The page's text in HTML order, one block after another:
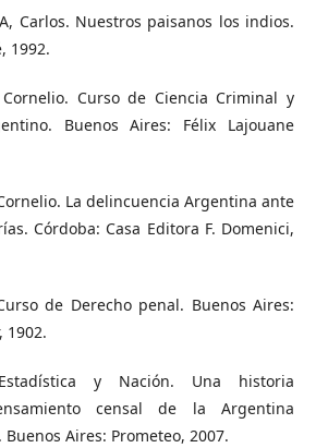
Carlos. Nuestros paisanos los indios.
1992.
Cornelio. Curso de Ciencia Criminal y
Buenos Aires: Félix Lajouane
La delincuencia Argentina ante
Córdoba: Casa Editora F. Domenici,
de Derecho penal. Buenos Aires:
1902.
y Nación. Una historia
censal de la Argentina
Aires: Prometeo, 2007.